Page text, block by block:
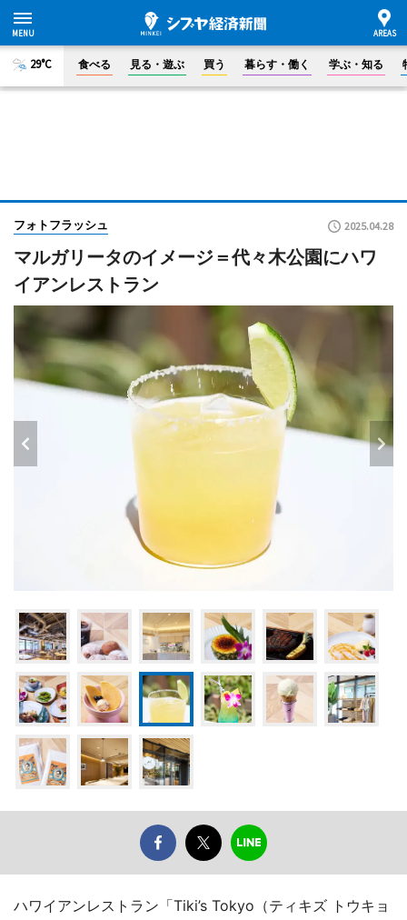
29°C 食べる 見る・遊ぶ 買う 暮らす・働く 学ぶ・知る
フォトフラッシュ 2025.04.28
マルガリータのイメージ＝代々木公園にハワ
イアンレストラン
ハワイアンレストラン「Tiki’s Tokyo（ティキズ トウキョ